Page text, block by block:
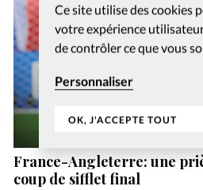
Ce site utilise des cookies
votre expérience
de contrôler ce que vous
Personnaliser
OK, J'ACCEPTE TOUT
France-Angleterre: une
coup de sifflet final